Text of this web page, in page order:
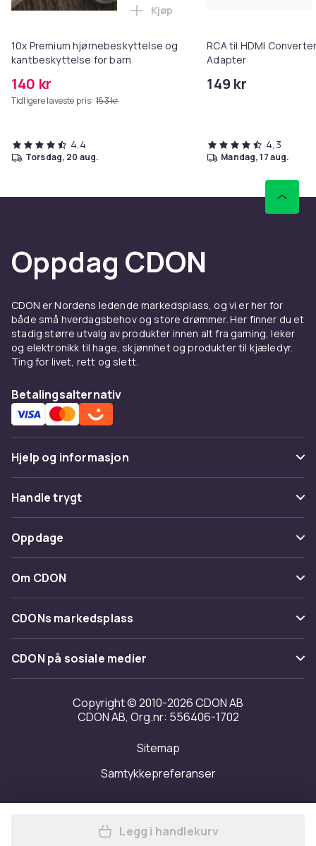
10x Premium hjørnebeskyttelse og
kantbeskyttelse for barn
140 kr
Tidligere laveste pris: 153 kr
Legg 10x Premium
Kjøp
4,4
torsdag, 20 aug.
RCA til HDMI
Adapter
149 kr
4,3
mandag, 17 aug.
Oppdag CDON
CDON er Nordens ledende markedsplass, og vi er her for
både små hverdagsbehov og store drømmer. Her finner du et
stadig større utvalg av produkter innen alt fra gaming, leker
og elektronikk til hage, skjønnhet og produkter til kjæledyr.
Ting for livet, rett og slett.
Betalingsalternativ
Hjelp og informasjon
Vanlige spørsmål
Spor pakke
Angre & returner her
Kontakt oss
Handle trygt
Betaling
Levering
Tilbakekallinger
Oppdage
Kategorier
Varemerker
Om CDON
Om oss
Kundeanmeldelser
Jobbe på CDON
Investor relations
Tilgjengelighet
CDONs markedsplass
Merchant Help Center
CDON på sosiale medier
Copyright © 2010-2026 CDON AB
CDON AB, Org.nr: 556406-1702
Sitemap
Samtykkepreferanser
Legg Iossi Energising
Legg i handlekurv